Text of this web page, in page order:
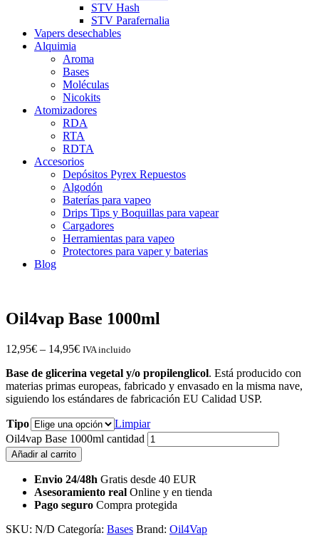
STV Hash
STV Parafernalia
Vapers desechables
Alquimia
Aroma
Bases
Moléculas
Nicokits
Atomizadores
RDA
RTA
RDTA
Accesorios
Depósitos Pyrex Repuestos
Algodón
Baterías para vapeo
Drips Tips y Boquillas para vapear
Cargadores
Herramientas para vapeo
Protectores para vaper y baterias
Blog
Oil4vap Base 1000ml
12,95€ – 14,95€ IVA incluido
Base de glicerina vegetal y/o propilenglicol. Está producido con
materias primas europeas, fabricado y envasado en la misma nave,
siguiendo los estándares de fabricación EU Calidad USP.
Tipo
Limpiar
Oil4vap Base 1000ml cantidad
Añadir al carrito
Envio 24/48h Gratis desde 40 EUR
Asesoramiento real Online y en tienda
Pago seguro Compra protegida
SKU: N/D Categoría: Bases Brand: Oil4Vap